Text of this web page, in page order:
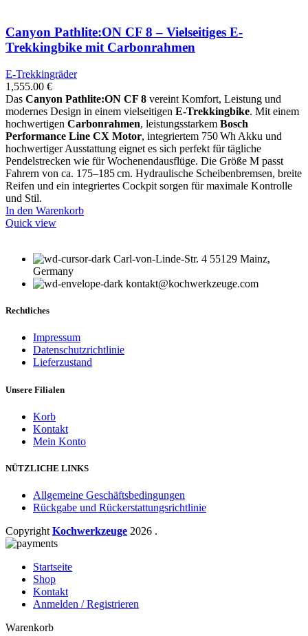
Canyon Pathlite:ON CF 8 – Vielseitiges E-
Trekkingbike mit Carbonrahmen
E-Trekkingräder
1,555.00 €
Das Canyon Pathlite:ON CF 8 vereint Komfort, Leistung und
modernes Design in einem vielseitigen E-Trekkingbike. Mit einem
hochwertigen Carbonrahmen, leistungsstarkem Bosch
Performance Line CX Motor, integriertem 750 Wh Akku und
hochwertiger Ausstattung eignet es sich perfekt für tägliche
Pendelstrecken wie für Wochenendausflüge. Die Größe M passt
Fahrern von ca. 175–185 cm. Hydraulische Scheibenbremsen, breite
Reifen und ein integriertes Cockpit sorgen für maximale Kontrolle
und Stil.
In den Warenkorb
Quick view
Carl-von-Linde-Str. 4 55129 Mainz,
Germany
kontakt@kochwerkzeuge.com
Rechtliches
Impressum
Datenschutzrichtlinie
Lieferzustand
Unsere Filialen
Korb
Kontakt
Mein Konto
NÜTZLICHE LINKS
Allgemeine Geschäftsbedingungen
Rückgabe und Rückerstattungsrichtlinie
Copyright Kochwerkzeuge 2026 .
Startseite
Shop
Kontakt
Anmelden / Registrieren
Warenkorb